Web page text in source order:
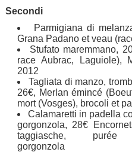
Secondi
Parmigiana di
Grana Padano et veau
Stufato maremmano,
race Aubrac, Laguiole),
2012
Tagliata di manzo,
26€, Merlan émincé
mort (Vosges), brocoli et
Calamaretti in padella
gorgonzola, 28€
taggiasche,